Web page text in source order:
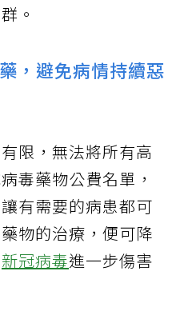
。
，避免病情持續惡
限，無法將所有高
毒藥物公費名單，
有需要的病患都可
物的治療，便可降
新冠病毒進一步傷害